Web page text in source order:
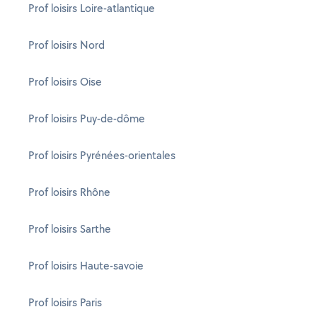
Prof loisirs Loire-atlantique
Prof loisirs Nord
Prof loisirs Oise
Prof loisirs Puy-de-dôme
Prof loisirs Pyrénées-orientales
Prof loisirs Rhône
Prof loisirs Sarthe
Prof loisirs Haute-savoie
Prof loisirs Paris